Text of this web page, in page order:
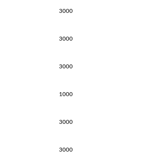
3000
3000
3000
1000
3000
3000